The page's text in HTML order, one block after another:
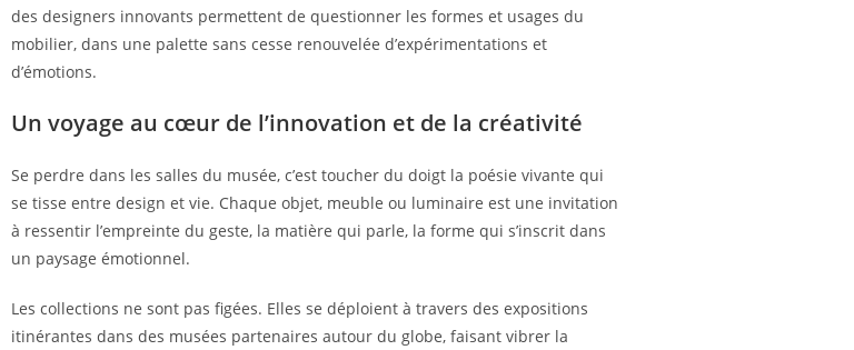
des designers innovants permettent de questionner les formes et usages du
mobilier, dans une palette sans cesse renouvelée d’expérimentations et
d’émotions.
Un voyage au cœur de l’innovation et de la créativité
Se perdre dans les salles du musée, c’est toucher du doigt la poésie vivante qui
se tisse entre design et vie. Chaque objet, meuble ou luminaire est une invitation
à ressentir l’empreinte du geste, la matière qui parle, la forme qui s’inscrit dans
un paysage émotionnel.
Les collections ne sont pas figées. Elles se déploient à travers des expositions
itinérantes dans des musées partenaires autour du globe, faisant vibrer la